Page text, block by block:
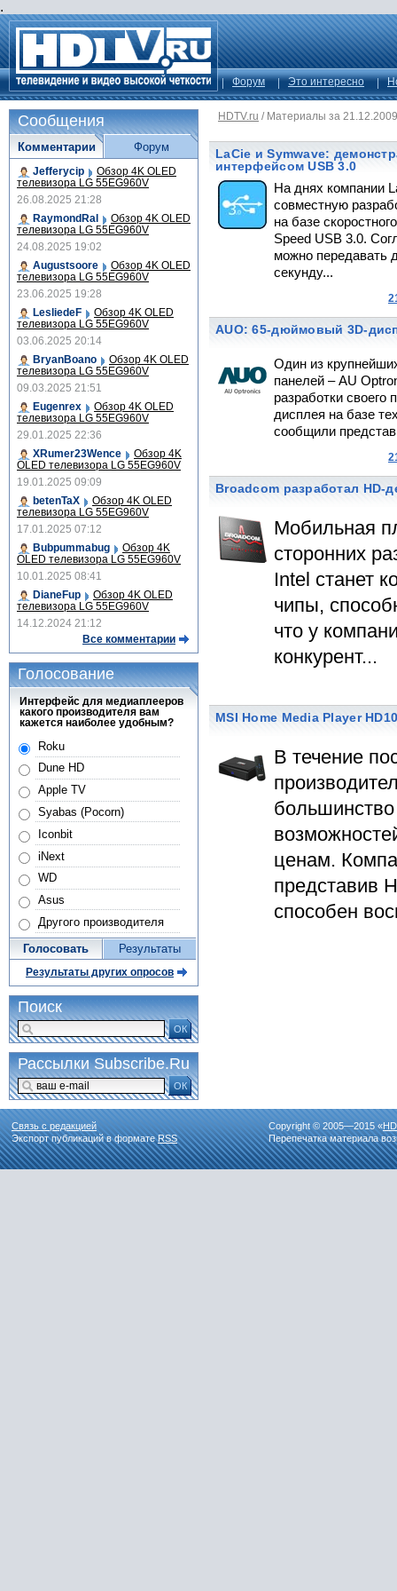
.
Форум Это интересно
HDTV.ru / Материалы за 21.12.2009
LaCie и Symwave:
интерфейсом USB 3.0
На днях компании
совместную
на базе
Speed USB 3.0.
можно передавать
секунду...
AUO: 65-дюймовый 3D-
Один из
панелей – AU
разработки своего
дисплея на базе
сообщили
Broadcom разработал
Мобильная
сторонних
Intel станет
чипы,
что у
конкурент...
MSI Home Media Player
В течение
ценам.
представив
способен
Сообщения
Комментарии
Jefferycip Обзор 4K OLED
телевизора LG 55EG960V
26.08.2025 21:28
RaymondRal
Обзор 4K OLED
телевизора LG 55EG960V
24.08.2025 19:02
Augustsoore
Обзор 4K OLED
телевизора LG 55EG960V
23.06.2025 19:28
LesliedeF
Обзор 4K OLED
телевизора LG 55EG960V
03.06.2025 20:14
BryanBoano
Обзор 4K OLED
телевизора LG 55EG960V
09.03.2025 21:51
Eugenrex
Обзор 4K OLED
телевизора LG 55EG960V
29.01.2025 22:36
XRumer23Wence
Обзор 4K
OLED телевизора LG 55EG960V
19.01.2025 09:09
betenTaX
Обзор 4K OLED
телевизора LG 55EG960V
17.01.2025 07:12
Bubpummabug
Обзор 4K
OLED телевизора LG 55EG960V
10.01.2025 08:41
DianeFup
Обзор 4K OLED
телевизора LG 55EG960V
14.12.2024 21:12
Все комментарии
Форум
Голосование
Интерфейс для медиаплееров
какого производителя вам
кажется наиболее удобным?
Roku
Dune HD
Apple TV
Syabas (Pocorn)
Iconbit
iNext
WD
Asus
Другого производителя
Голосовать Результаты
Результаты других опросов
Поиск
ОК
Рассылки Subscribe.Ru
ОК
Связь с редакцией
Экспорт публикаций в форматеRSS
Copyright © 2005—2015 «
Перепечатка материала